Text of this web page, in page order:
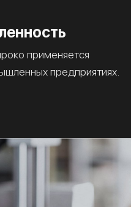
применяется
предприятиях.